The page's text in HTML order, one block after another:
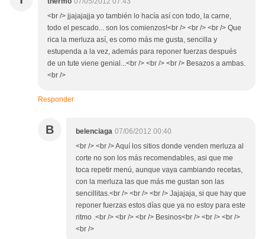
<br /> jjajajajja yo también lo hacía así con todo, la carne,
todo el pescado... son los comienzos!<br /> <br /> <br /> Que
rica la merluza así, es como más me gusta, sencilla y
estupenda a la vez, además para reponer fuerzas después
de un tute viene genial...<br /> <br /> <br /> Besazos a ambas.
<br />
Responder
B belenciaga 07/06/2012 00:40
<br /> <br /> Aquí los sitios donde venden merluza al
corte no son los más recomendables, asi que me
toca repetir menú, aunque vaya cambiando recetas,
con la merluza las que más me gustan son las
sencillitas.<br /> <br /> <br /> Jajajaja, si que hay que
reponer fuerzas estos días que ya no estoy para este
ritmo .<br /> <br /> <br /> Besinos<br /> <br /> <br />
<br />